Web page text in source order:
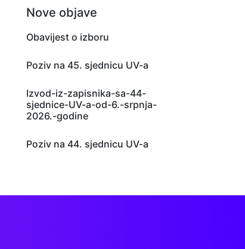
Nove objave
Obavijest o izboru
Poziv na 45. sjednicu UV-a
Izvod-iz-zapisnika-sa-44-
sjednice-UV-a-od-6.-srpnja-
2026.-godine
Poziv na 44. sjednicu UV-a